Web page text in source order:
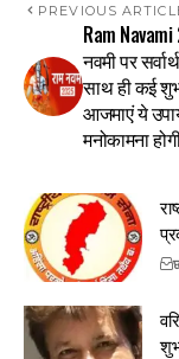
PREVIOUS
Ram
नवमी पर
साथ ही कई
आजमाएं ये
मनोकामना